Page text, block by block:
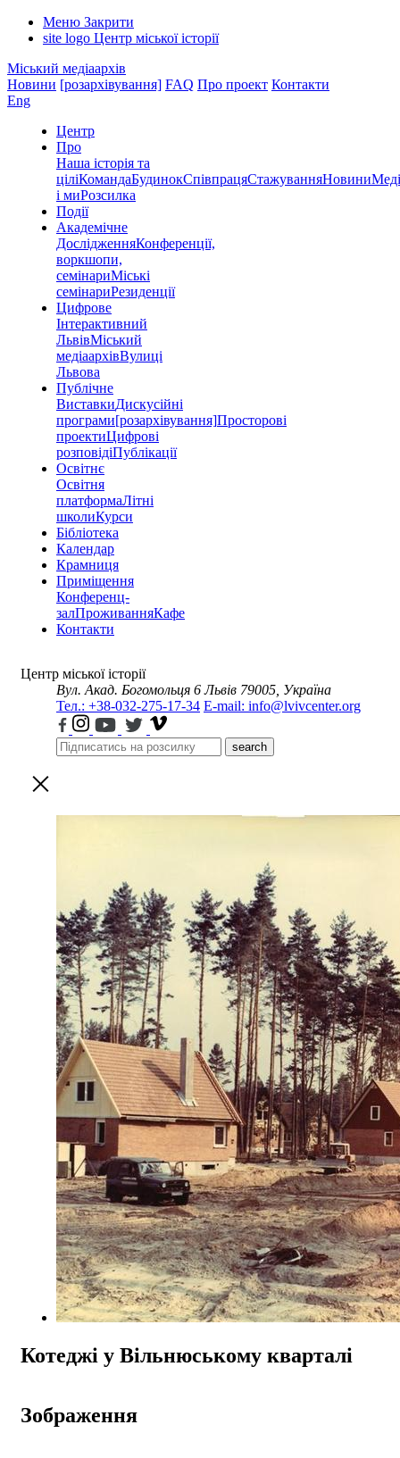
Меню Закрити
site logo Центр міської історії
Міський медіаархів
Новини [розархівування] FAQ Про проект Контакти
Eng
Центр
Про
Наша історія та
ціліКомандаБудинокСпівпрацяСтажуванняНовини
і миРозсилка
Події
Академічне
ДослідженняКонференції,
воркшопи,
семінариМіські
семінариРезиденції
Цифрове
Інтерактивний
ЛьвівМіський
медіаархівВулиці
Львова
Публічне
ВиставкиДискусійні
програми[розархівування]Просторові
проектиЦифрові
розповідіПублікації
Освітнє
Освітня
платформаЛітні
школиКурси
Бібліотека
Календар
Крамниця
Приміщення
Конференц-
залПроживанняКафе
Контакти
Центр міської історії
Вул. Акад. Богомольця 6 Львів 79005, Україна
Тел.: +38-032-275-17-34 E-mail: info@lvivcenter.org
search
Котеджі у Вільнюському кварталі
Зображення